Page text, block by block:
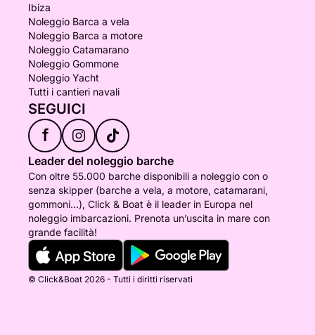
Ibiza
Noleggio Barca a vela
Noleggio Barca a motore
Noleggio Catamarano
Noleggio Gommone
Noleggio Yacht
Tutti i cantieri navali
SEGUICI
f
Leader del noleggio barche
Con oltre 55.000 barche disponibili a noleggio con o
senza skipper (barche a vela, a motore, catamarani,
gommoni...), Click & Boat è il leader in Europa nel
noleggio imbarcazioni. Prenota un’uscita in mare con
grande facilità!
© Click&Boat 2026 - Tutti i diritti riservati